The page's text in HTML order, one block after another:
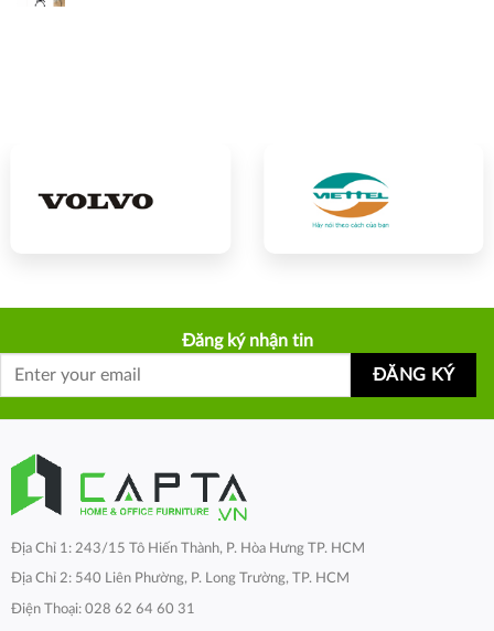
Đăng ký nhận tin
Địa Chỉ 1: 243/15 Tô Hiến Thành, P. Hòa Hưng TP. HCM
Địa Chỉ 2: 540 Liên Phường, P. Long Trường, TP. HCM
Điện Thoại: 028 62 64 60 31